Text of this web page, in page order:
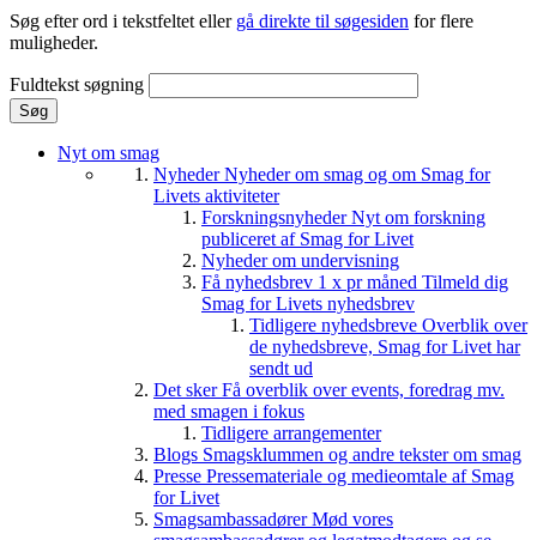
Søg efter ord i tekstfeltet eller gå direkte til søgesiden for flere
muligheder.
Fuldtekst søgning
Nyt om smag
NyhederNyheder om smag og om Smag for
Livets aktiviteter
ForskningsnyhederNyt om forskning
publiceret af Smag for Livet
Nyheder om undervisning
Få nyhedsbrev 1 x pr måned Tilmeld dig
Smag for Livets nyhedsbrev
Tidligere nyhedsbreve Overblik over
de nyhedsbreve, Smag for Livet har
sendt ud
Det skerFå overblik over events, foredrag mv.
med smagen i fokus
Tidligere arrangementer
Blogs Smagsklummen og andre tekster om smag
Presse Pressemateriale og medieomtale af Smag
for Livet
SmagsambassadørerMød vores